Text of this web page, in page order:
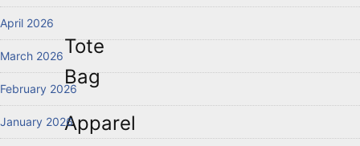
Tote
Bag
Apparel
April 2026
March 2026
February 2026
January 2026